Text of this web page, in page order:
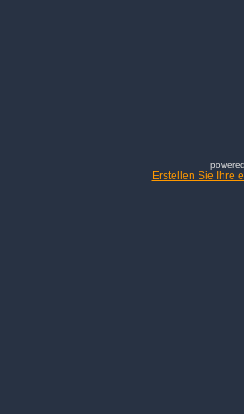
Erstellen Sie Ihre